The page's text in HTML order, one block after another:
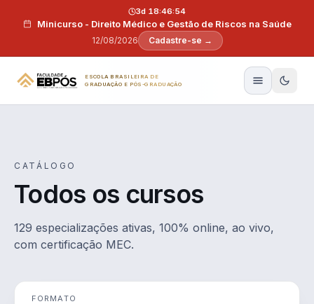
Minicurso - Direito Médico e Gestão de Riscos na Saúde
12/08/2026
3d 18:46:53
Cadastre-se →
ESCOLA BRASILEIRA DE
GRADUAÇÃO E PÓS-GRADUAÇÃO
CATÁLOGO
Todos os cursos
129 especializações ativas, 100% online, ao vivo,
com certificação MEC.
FORMATO